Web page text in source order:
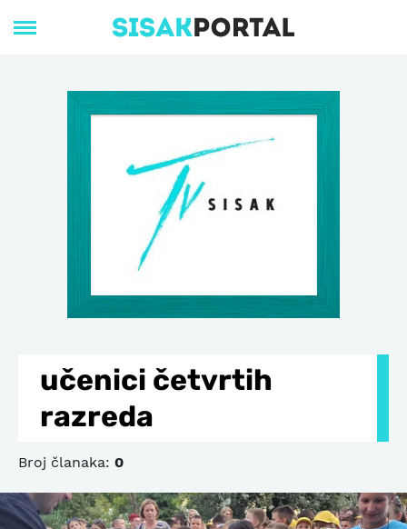
učenici četvrtih
razreda
Broj članaka: 0